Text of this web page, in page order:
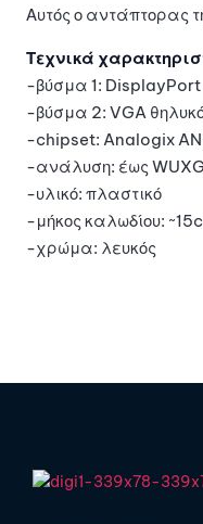
Αυτός ο αντάπτορας
Τεχνικά
-βύσμα 1: DisplayPort
-βύσμα 2: VGA
-chipset: Analogix
-ανάλυση: έως
-υλικό: πλαστικό
-μήκος καλωδίου:
-χρώμα: λευκός